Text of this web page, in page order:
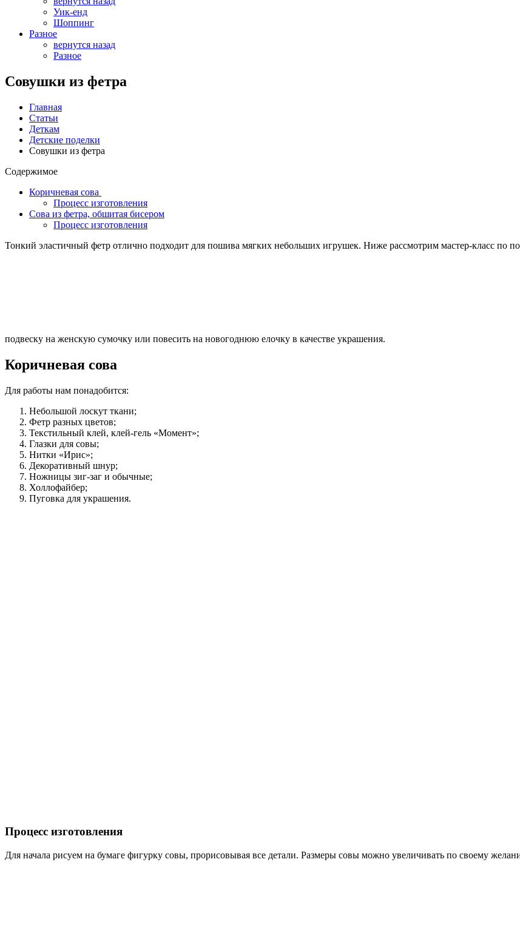
Уик-енд
Шоппинг
Разное
вернутся назад
Разное
Совушки из фетра
Главная
Статьи
Деткам
Детские поделки
Совушки из фетра
Содержимое
Коричневая сова
Процесс изготовления
Сова из фетра, обшитая бисером
Процесс изготовления
Тонкий эластичный фетр отлично подходит для пошива мягких небольших игрушек. Ниже рассмотрим мастер-класс по
подвеску на женскую сумочку или повесить на новогоднюю елочку в качестве украшения.
Коричневая сова
Для работы нам понадобится:
Небольшой лоскут ткани;
Фетр разных цветов;
Текстильный клей, клей-гель «Момент»;
Глазки для совы;
Нитки «Ирис»;
Декоративный шнур;
Ножницы зиг-заг и обычные;
Холлофайбер;
Пуговка для украшения.
Процесс изготовления
Для начала рисуем на бумаге фигурку совы, прорисовывая все детали. Размеры совы можно увеличивать по своему